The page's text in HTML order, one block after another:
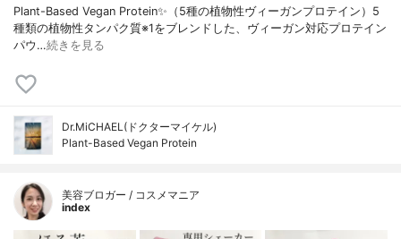
Plant-Based Vegan Protein✨（5種の植物性ヴィーガンプロテイン）5
種類の植物性タンパク質※1をブレンドした、ヴィーガン対応プロテイン
パウ…続きを見る
Dr.MiCHAEL(ドクターマイケル)
Plant-Based Vegan Protein
美容ブロガー / コスメマニア
index